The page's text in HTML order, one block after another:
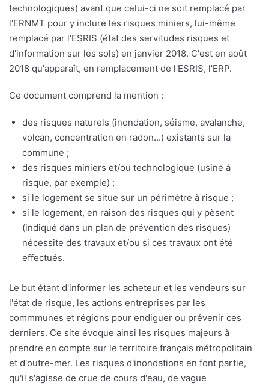
technologiques) avant que celui-ci ne soit remplacé par
l'ERNMT pour y inclure les risques miniers, lui-même
remplacé par l'ESRIS (état des servitudes risques et
d'information sur les sols) en janvier 2018. C'est en août
2018 qu'apparaît, en remplacement de l'ESRIS, l'ERP.
Ce document comprend la mention :
des risques naturels (inondation, séisme, avalanche,
volcan, concentration en radon...) existants sur la
commune ;
des risques miniers et/ou technologique (usine à
risque, par exemple) ;
si le logement se situe sur un périmètre à risque ;
si le logement, en raison des risques qui y pèsent
(indiqué dans un plan de prévention des risques)
nécessite des travaux et/ou si ces travaux ont été
effectués.
Le but étant d'informer les acheteur et les vendeurs sur
l'état de risque, les actions entreprises par les
commmunes et régions pour endiguer ou prévenir ces
derniers. Ce site évoque ainsi les risques majeurs à
prendre en compte sur le territoire français métropolitain
et d'outre-mer. Les risques d'inondations en font partie,
qu'il s'agisse de crue de cours d'eau, de vague